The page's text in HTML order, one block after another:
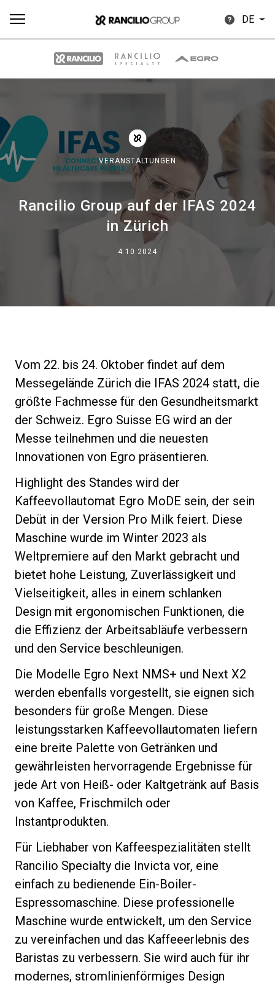
DE
VERANSTALTUNGEN
Rancilio Group auf der IFAS 2024
in Zürich
4.10.2024
Vom 22. bis 24. Oktober findet auf dem
Messegelände Zürich die IFAS 2024 statt, die
größte Fachmesse für den Gesundheitsmarkt
der Schweiz. Egro Suisse EG wird an der
Messe teilnehmen und die neuesten
Innovationen von Egro präsentieren.
Highlight des Standes wird der
Kaffeevollautomat Egro MoDE sein, der sein
Debüt in der Version Pro Milk feiert. Diese
Maschine wurde im Winter 2023 als
Weltpremiere auf den Markt gebracht und
bietet hohe Leistung, Zuverlässigkeit und
Vielseitigkeit, alles in einem schlanken
Design mit ergonomischen Funktionen, die
die Effizienz der Arbeitsabläufe verbessern
und den Service beschleunigen.
Die Modelle Egro Next NMS+ und Next X2
werden ebenfalls vorgestellt, sie eignen sich
besonders für große Mengen. Diese
leistungsstarken Kaffeevollautomaten liefern
eine breite Palette von Getränken und
gewährleisten hervorragende Ergebnisse für
jede Art von Heiß- oder Kaltgetränk auf Basis
von Kaffee, Frischmilch oder
Instantprodukten.
Für Liebhaber von Kaffeespezialitäten stellt
Rancilio Specialty die Invicta vor, eine
einfach zu bedienende Ein-Boiler-
Espressomaschine. Diese professionelle
Maschine wurde entwickelt, um den Service
zu vereinfachen und das Kaffeeerlebnis des
Baristas zu verbessern. Sie wird auch für ihr
modernes, stromlinienförmiges Design
Alle Herunterladen
Our brands
Gruppe
Nachrichten
Unsere Labore
Nachhaltigkeit
Connect
Kontaktieren Sie uns
Datenschutzerklärung